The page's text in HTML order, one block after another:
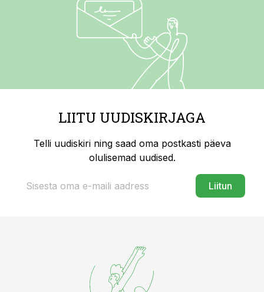
LIITU UUDISKIRJAGA
Telli uudiskiri ning saad oma postkasti päeva
olulisemad uudised.
Liitun